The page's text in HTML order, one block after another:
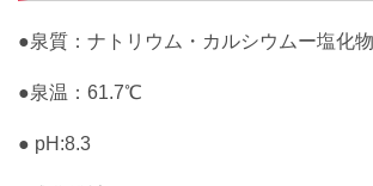
●泉質：ナトリウム・カルシウムー塩化
●泉温：61.7℃
● pH:8.3